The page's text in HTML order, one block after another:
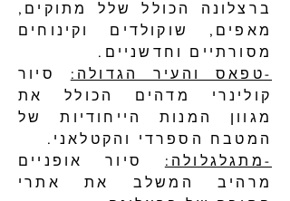
ברצלונה הכולל שלל מתוקים,
מאפים, שוקולדים וקינוחים
מסורתיים וחדשניים.
-טפאס והעיר הגדולה: סיור
קולינרי מדהים הכולל את
מגוון המנות הייחודיות של
המטבח הספרדי והקטלאני.
-מתגלגלולה: סיור אופניים
מרהיב המשלב את אתרי